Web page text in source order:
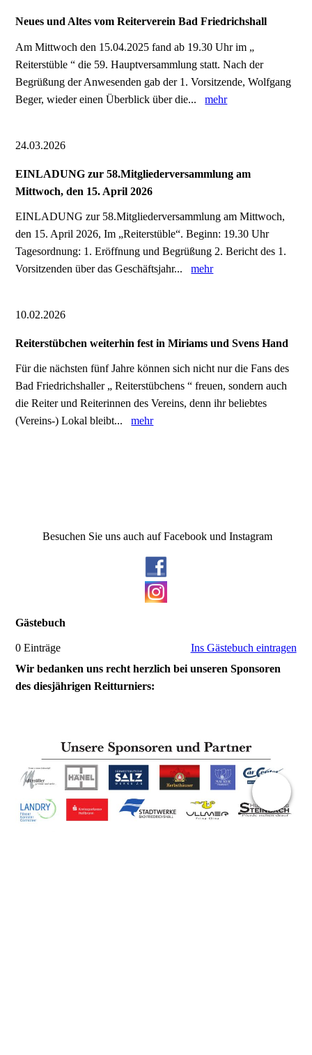
Neues und Altes vom Reiterverein Bad Friedrichshall
Am Mittwoch den 15.04.2025 fand ab 19.30 Uhr im „
Reiterstüble “ die 59. Hauptversammlung statt. Nach der
Begrüßung der Anwesenden gab der 1. Vorsitzende, Wolfgang
Beger, wieder einen Überblick über die...mehr
24.03.2026
EINLADUNG zur 58.Mitgliederversammlung am
Mittwoch, den 15. April 2026
EINLADUNG zur 58.Mitgliederversammlung am Mittwoch,
den 15. April 2026, Im „Reiterstüble“. Beginn: 19.30 Uhr
Tagesordnung: 1. Eröffnung und Begrüßung 2. Bericht des 1.
Vorsitzenden über das Geschäftsjahr...mehr
10.02.2026
Reiterstübchen weiterhin fest in Miriams und Svens Hand
Für die nächsten fünf Jahre können sich nicht nur die Fans des
Bad Friedrichshaller „ Reiterstübchens “ freuen, sondern auch
die Reiter und Reiterinnen des Vereins, denn ihr beliebtes
(Vereins-) Lokal bleibt...mehr
Besuchen Sie uns auch auf Facebook und Instagram
Gästebuch
0 Einträge
Ins Gästebuch eintragen
Wir bedanken uns recht herzlich bei unseren Sponsoren
des diesjährigen Reitturniers: